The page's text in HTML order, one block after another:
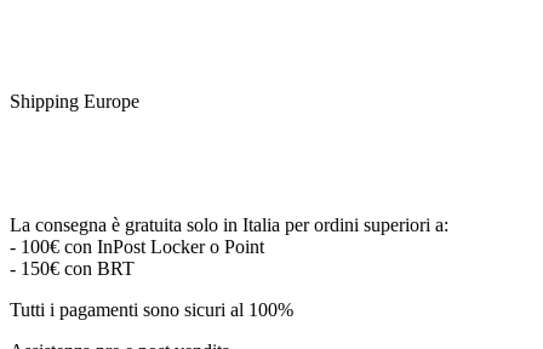
Shipping Europe
La consegna è gratuita solo in Italia per ordini superiori a:
- 100€ con InPost Locker o Point
- 150€ con BRT
Tutti i pagamenti sono sicuri al 100%